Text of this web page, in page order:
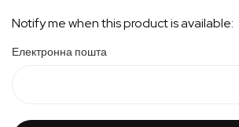
Notify me when this product is available:
Електронна пошта